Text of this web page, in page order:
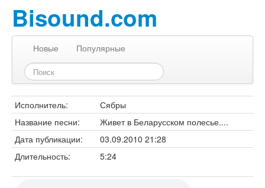
Bisound.com
Новые Популярные
Исполнитель:
Сябры
Название песни:
Живет в Беларусском полесье....
Дата публикации:
03.09.2010 21:28
Длительность:
5:24